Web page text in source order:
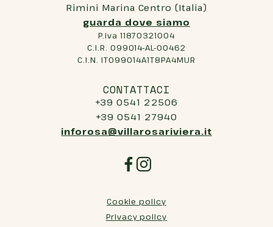
Rimini Marina Centro (Italia)
guarda dove siamo
P.iva 11870321004
C.I.R. 099014-AL-00462
C.I.N. IT099014A1T8PA4MUR
CONTATTACI
+39 0541 22506
+39 0541 27940
inforosa@villarosariviera.it
Cookie policy
Privacy policy